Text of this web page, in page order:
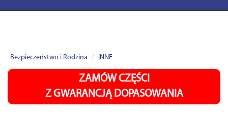
Bezpieczeństwo i Rodzina INNE
ZAMÓW CZĘŚCI
Z GWARANCJĄ DOPASOWANIA